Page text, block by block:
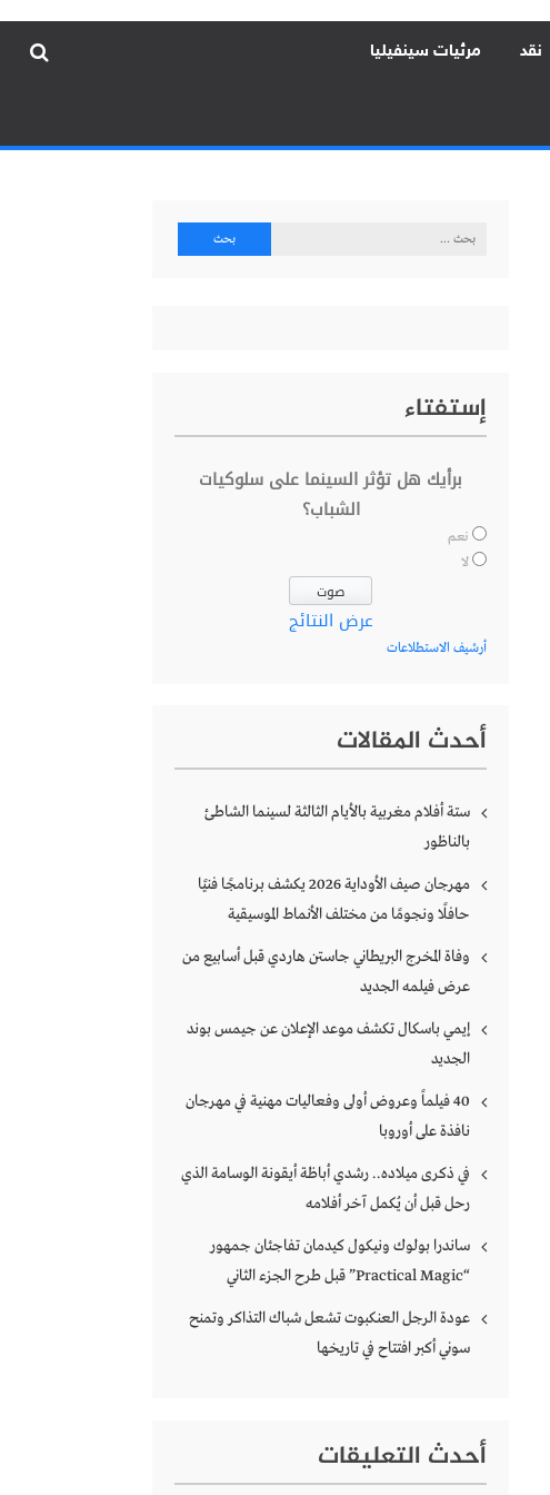
نقد مرئيات سينفيليا
البحث
إستفتاء
برأيك هل تؤثر السينما على سلوكيات
الشباب؟
نعم
لا
عرض النتائج
أرشيف الاستطلاعات
أحدث المقالات
ستة أفلام مغربية بالأيام الثالثة لسينما الشاطئ
بالناظور
مهرجان صيف الأوداية 2026 يكشف برنامجًا فنيًا
حافلًا ونجومًا من مختلف الأنماط الموسيقية
وفاة المخرج البريطاني جاستن هاردي قبل أسابيع من
عرض فيلمه الجديد
إيمي باسكال تكشف موعد الإعلان عن جيمس بوند
الجديد
40 فيلماً وعروض أولى وفعاليات مهنية في مهرجان
نافذة على أوروبا
في ذكرى ميلاده.. رشدي أباظة أيقونة الوسامة الذي
رحل قبل أن يُكمل آخر أفلامه
ساندرا بولوك ونيكول كيدمان تفاجئان جمهور
“Practical Magic” قبل طرح الجزء الثاني
عودة الرجل العنكبوت تشعل شباك التذاكر وتمنح
سوني أكبر افتتاح في تاريخها
أحدث التعليقات